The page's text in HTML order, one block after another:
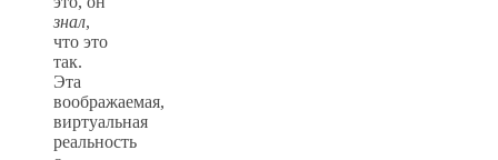
знал,
что это
так.
Эта
воображаемая,
виртуальная
реальность